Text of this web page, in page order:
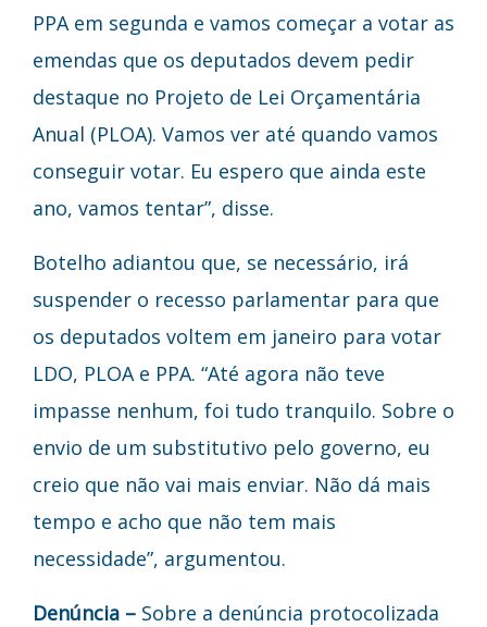
PPA em segunda e vamos começar a votar as
emendas que os deputados devem pedir
destaque no Projeto de Lei Orçamentária
Anual (PLOA). Vamos ver até quando vamos
conseguir votar. Eu espero que ainda este
ano, vamos tentar”, disse.
Botelho adiantou que, se necessário, irá
suspender o recesso parlamentar para que
os deputados voltem em janeiro para votar
LDO, PLOA e PPA. “Até agora não teve
impasse nenhum, foi tudo tranquilo. Sobre o
envio de um substitutivo pelo governo, eu
creio que não vai mais enviar. Não dá mais
tempo e acho que não tem mais
necessidade”, argumentou.
Denúncia – Sobre a denúncia protocolizada